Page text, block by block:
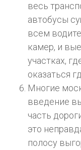
весь
автобусы
всем
камер, и
участках,
оказаться
Многие
введение
часть
это
полосу